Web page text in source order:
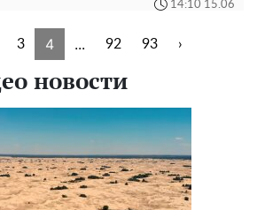
14:10 15.06
3 4 ... 92 93 ›
новости